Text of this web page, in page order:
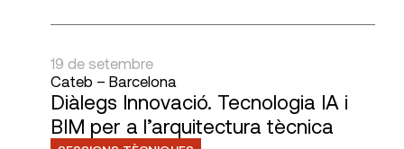
19 de setembre
Cateb – Barcelona
Diàlegs Innovació. Tecnologia IA i
BIM per a l’arquitectura tècnica